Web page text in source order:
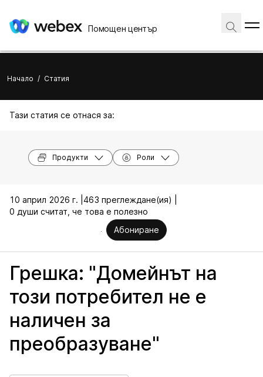
Помощен център
Начало / Статия
Тази статия се отнася за:
Продукти Роли
10 април 2026 г. | 463 преглеждане(ия) |
0 души считат, че това е полезно
Абониране
Грешка: "Домейнът на
този потребител не е
наличен за
преобразуване"